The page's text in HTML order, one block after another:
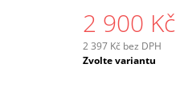
2 900 Kč
2 397 Kč bez DPH
Měrná
Zvolte variantu